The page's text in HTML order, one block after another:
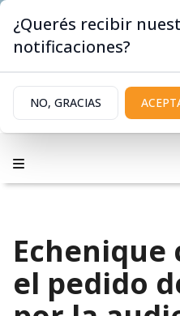
el pedido
¿Querés recibir
notificaciones?
NO, GRACIAS